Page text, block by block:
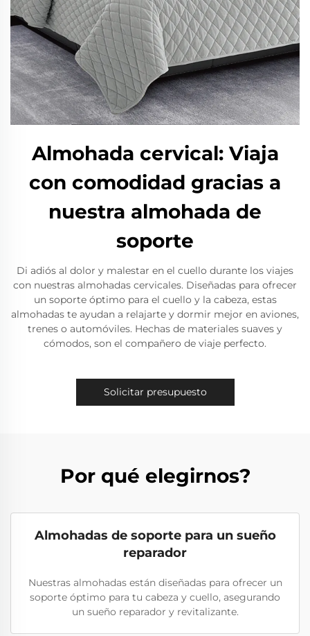
Almohada cervical: Viaja
con comodidad gracias a
nuestra almohada de
soporte
Di adiós al dolor y malestar en el cuello durante los viajes
con nuestras almohadas cervicales. Diseñadas para ofrecer
un soporte óptimo para el cuello y la cabeza, estas
almohadas te ayudan a relajarte y dormir mejor en aviones,
trenes o automóviles. Hechas de materiales suaves y
cómodos, son el compañero de viaje perfecto.
Solicitar presupuesto
Por qué elegirnos?
Almohadas de soporte para un sueño
reparador
Nuestras almohadas están diseñadas para ofrecer un
soporte óptimo para tu cabeza y cuello, asegurando
un sueño reparador y revitalizante.